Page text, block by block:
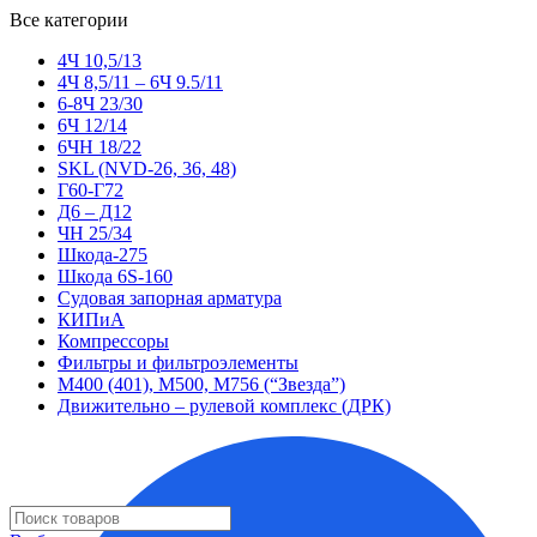
Все категории
4Ч 10,5/13
4Ч 8,5/11 – 6Ч 9.5/11
6-8Ч 23/30
6Ч 12/14
6ЧН 18/22
SKL (NVD-26, 36, 48)
Г60-Г72
Д6 – Д12
ЧН 25/34
Шкода-275
Шкода 6S-160
Судовая запорная арматура
КИПиА
Компрессоры
Фильтры и фильтроэлементы
М400 (401), М500, М756 (“Звезда”)
Движительно – рулевой комплекс (ДРК)